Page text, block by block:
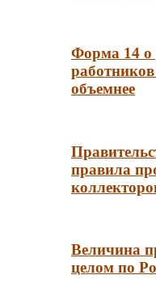
Форма 14 о
объемнее
правила
Величина
целом по